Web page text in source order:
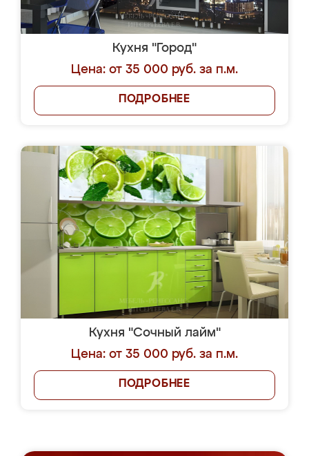
Кухня "Город"
Цена: от 35 000 руб. за п.м.
ПОДРОБНЕЕ
Кухня "Сочный лайм"
Цена: от 35 000 руб. за п.м.
ПОДРОБНЕЕ